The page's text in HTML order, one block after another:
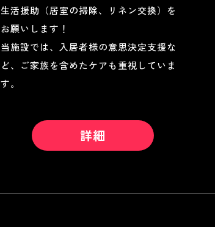
生活援助（居室の掃除、リネン交換）を
お願いします！
当施設では、入居者様の意思決定支援な
ど、ご家族を含めたケアも重視していま
す。
詳細